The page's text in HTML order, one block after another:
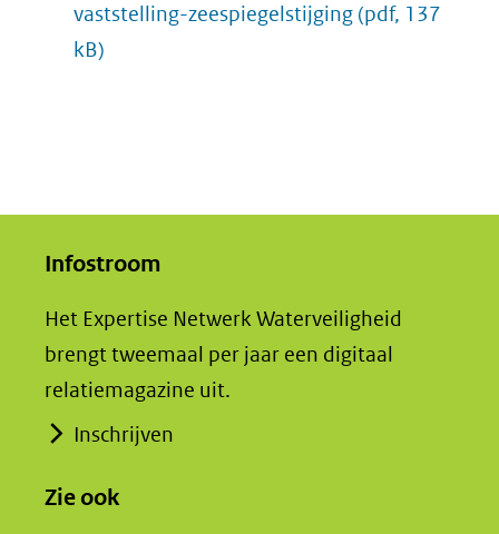
vaststelling-zeespiegelstijging (pdf, 137
kB)
Infostroom
Het Expertise Netwerk Waterveiligheid
brengt tweemaal per jaar een digitaal
relatiemagazine uit.
Inschrijven
Zie ook